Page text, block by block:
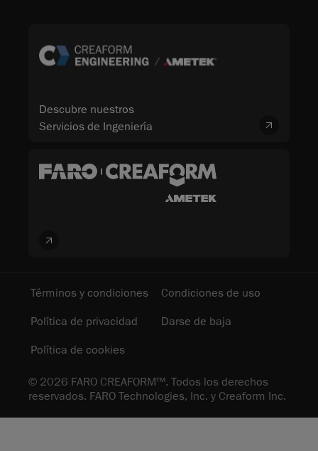
Descubre nuestros
Servicios de Ingeniería
© 2026 FARO CREAFORM™. Todos los derechos
reservados. FARO Technologies, Inc. y Creaform Inc.
Términos y condiciones
Condiciones de uso
Política de privacidad
Darse de baja
Política de cookies